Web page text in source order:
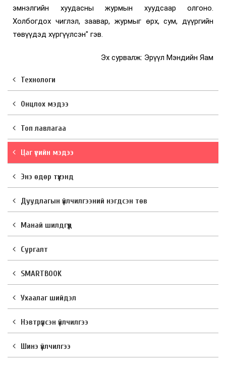
эмнэлгийн хуудасны журмын хуудсаар олгоно.
Холбогдох чиглэл, заавар, журмыг өрх, сум, дүүргийн
төвүүдэд хүргүүлсэн" гэв.
Эх сурвалж: Эрүүл Мэндийн Яам
Технологи
Онцлох мэдээ
Топ лавлагаа
Цаг үеийн мэдээ
Энэ өдөр түүхэнд
Дуудлагын үйлчилгээний нэгдсэн төв
Манай шилдгүүд
Сургалт
SMARTBOOK
Ухаалаг шийдэл
Нэвтрүүлсэн үйлчилгээ
Шинэ үйлчилгээ